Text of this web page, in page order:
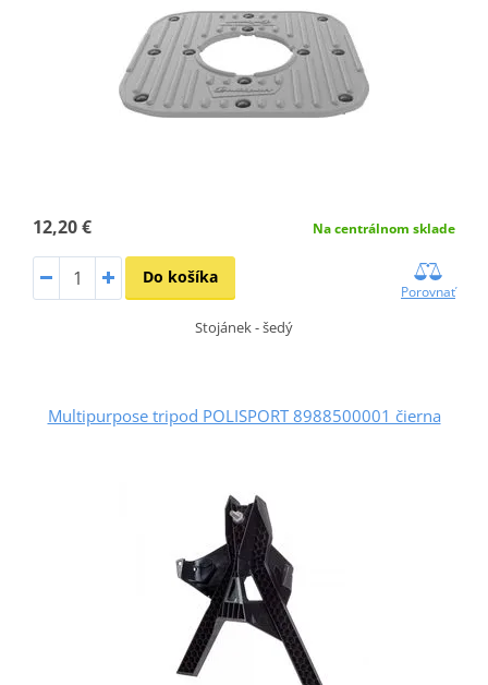
12,20 € Na centrálnom sklade
Do košíka
Porovnať
Stojánek - šedý
Multipurpose tripod POLISPORT 8988500001 čierna